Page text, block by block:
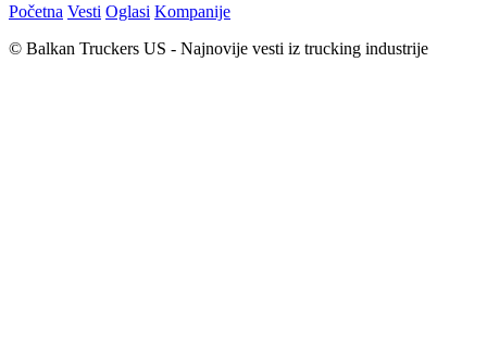
Početna Vesti Oglasi Kompanije
© Balkan Truckers US - Najnovije vesti iz trucking industrije